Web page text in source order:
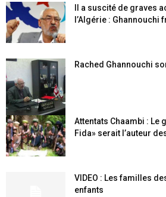
Il a suscité de graves
l’Algérie :
Rached Ghannouchi
Attentats Chaambi : Le
Fida» serait l’auteur
VIDEO : Les familles
enfants